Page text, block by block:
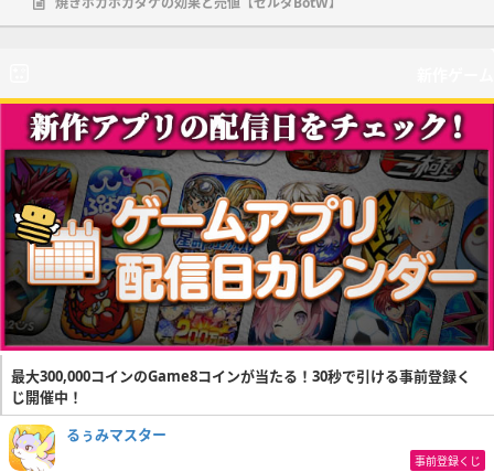
最大300,000コインのGame8コインが当たる！30秒で引ける事前登録く
じ開催中！
るぅみマスター
事前登録くじ